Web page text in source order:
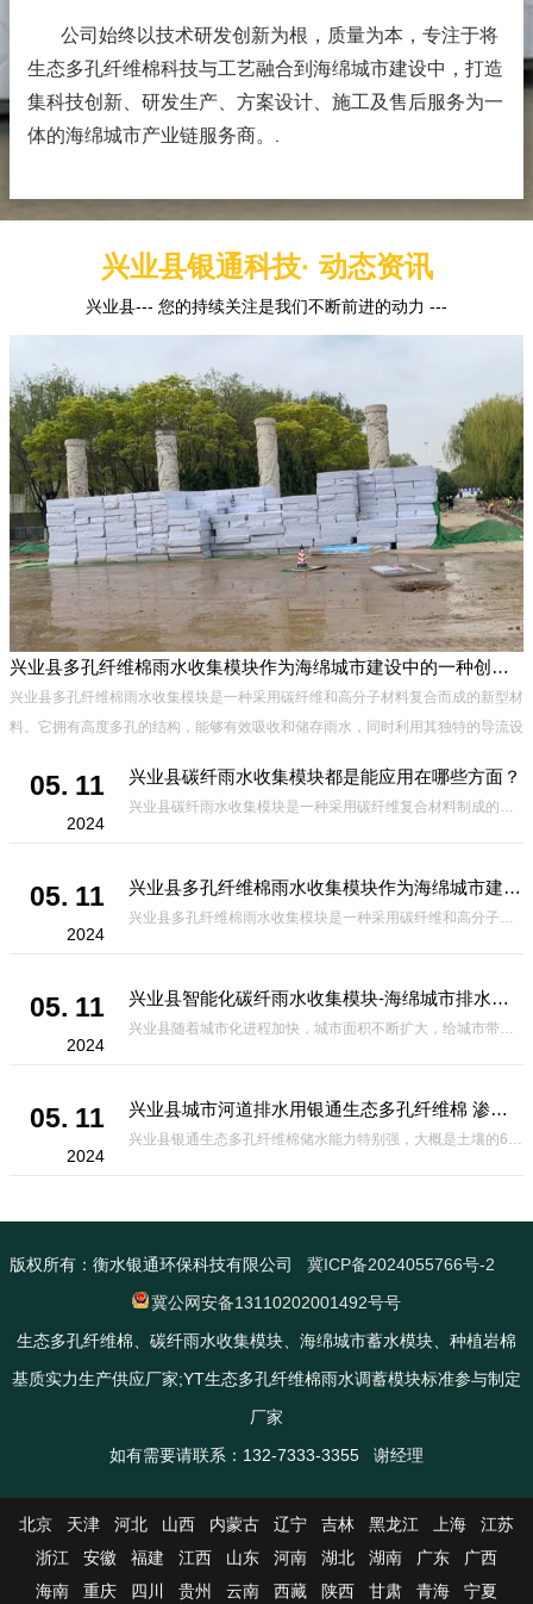
公司始终以技术研发创新为根，质量为本，专注于将
生态多孔纤维棉科技与工艺融合到海绵城市建设中，打造
集科技创新、研发生产、方案设计、施工及售后服务为一
体的海绵城市产业链服务商。
兴业县银通科技· 动态资讯
兴业县--- 您的持续关注是我们不断前进的动力 ---
兴业县多孔纤维棉雨水收集模块作为海绵城市建设中的一种创新材料
兴业县多孔纤维棉雨水收集模块是一种采用碳纤维和高分子材料复合而成的新型材
料。它拥有高度多孔的结构，能够有效吸收和储存雨水，同时利用其独特的导流设
05. 11
2024
兴业县碳纤雨水收集模块都是能应用在哪些方面？
兴业县碳纤雨水收集模块是一种采用碳纤维复合材料制成的雨水收集装置，具有*、环保、可持续等诸多优点。这种模块的设计独特，结构轻巧且强度高，耐腐蚀，能够在各种环境条件下稳定运行。其广泛的应用领域不仅体现在城市规
05. 11
2024
兴业县多孔纤维棉雨水收集模块作为海绵城市建设中的一种创新材料
兴业县多孔纤维棉雨水收集模块是一种采用碳纤维和高分子材料复合而成的新型材料。它拥有高度多孔的结构，能够有效吸收和储存雨水，同时利用其独特的导流设计，将雨水迅速排出，有效防止城市内涝的发生。此外，该材料还具有
05. 11
2024
兴业县智能化碳纤雨水收集模块-海绵城市排水蓄水系统的优选项
兴业县随着城市化进程加快，城市面积不断扩大，给城市带来的问题也随之增加。其中之一就是水资源的短缺。雨水收集是一种解决城市水资源短缺的有效途径。在雨水收集技术中，智能化碳纤雨水收集模块的出现，为解决城市水资源
05. 11
2024
兴业县城市河道排水用银通生态多孔纤维棉 渗透性好重量轻
兴业县银通生态多孔纤维棉储水能力特别强，大概是土壤的6倍，所以在下暴雨或者是严重的雨雪天气时，能将降水量很好的吸收掉，到了天气晴朗之后又会将这些水分蒸发到空气中。这种材料在绿化环保上能起到很大的作用，能够大
版权所有：衡水银通环保科技有限公司
冀ICP备2024055766号-2
冀公网安备13110202001492号号
生态多孔纤维棉、碳纤雨水收集模块、海绵城市蓄水模块、种植岩棉
基质实力生产供应厂家;YT生态多孔纤维棉雨水调蓄模块标准参与制定
厂家
如有需要请联系：132-7333-3355 谢经理
北京 天津 河北 山西 内蒙古 辽宁 吉林 黑龙江 上海
江苏
浙江
安徽 福建 江西 山东 河南 湖北 湖南 广东
广西
海南
重庆 四川 贵州 云南 西藏 陕西 甘肃 青海 宁夏